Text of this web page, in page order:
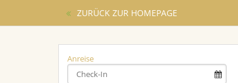
ZURÜCK ZUR HOMEPAGE
Anreise